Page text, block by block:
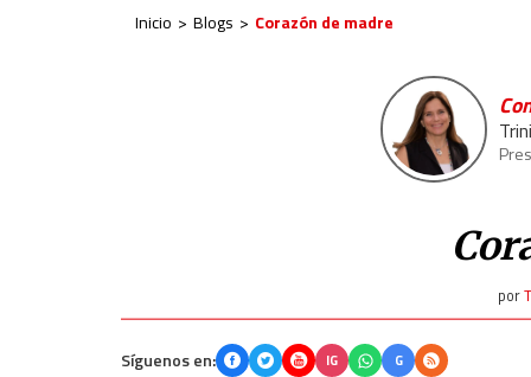
Inicio Blogs Corazón de madre
por
Síguenos en: IG G